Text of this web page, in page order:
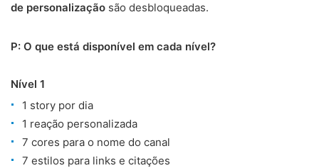
de personalização são desbloqueadas.
P: O que está disponível em cada nível?
Nível 1
1 story por dia
1 reação personalizada
7 cores para o nome do canal
7 estilos para links e citações